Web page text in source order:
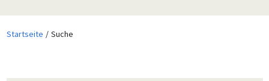
Startseite Suche